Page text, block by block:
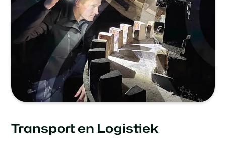
Transport en Logistiek